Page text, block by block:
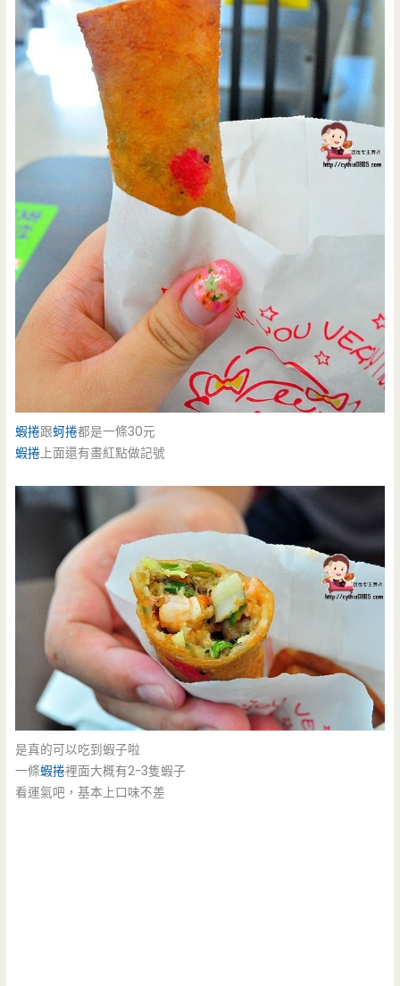
蝦捲跟蚵捲都是一條30元
蝦捲上面還有畫紅點做記號
是真的可以吃到蝦子啦
一條蝦捲裡面大概有2-3隻蝦子
看運氣吧，基本上口味不差